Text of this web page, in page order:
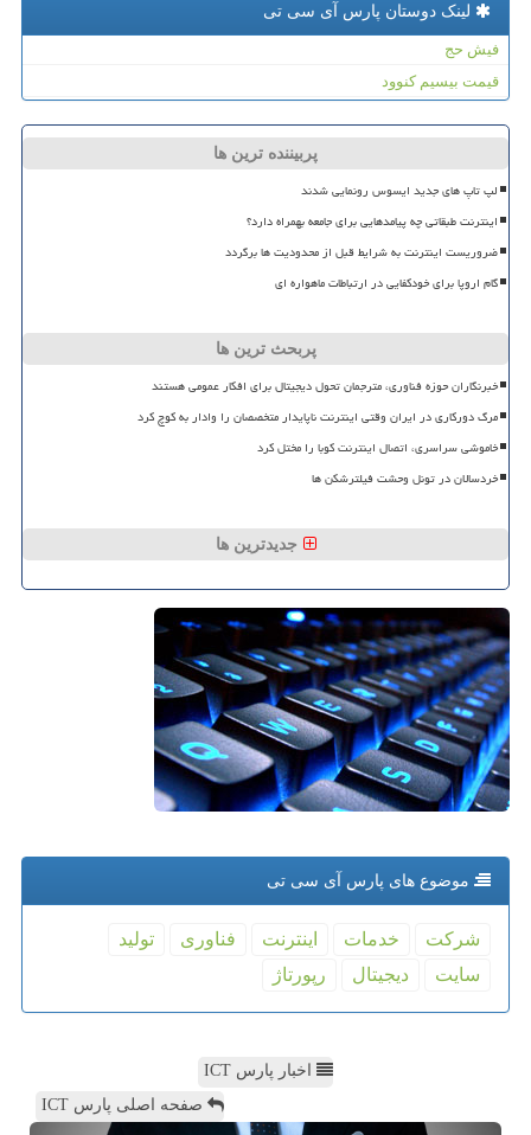
لینک دوستان پارس آی سی تی
فیش حج
قیمت بیسیم کنوود
پربیننده ترین ها
لپ تاپ های جدید ایسوس رونمایی شدند
اینترنت طبقاتی چه پیامدهایی برای جامعه بهمراه دارد؟
ضروریست اینترنت به شرایط قبل از محدودیت ها برگردد
گام اروپا برای خودکفایی در ارتباطات ماهواره ای
پربحث ترین ها
خبرنگاران حوزه فناوری، مترجمان تحول دیجیتال برای افکار عمومی هستند
مرگ دورکاری در ایران وقتی اینترنت ناپایدار متخصصان را وادار به کوچ کرد
خاموشی سراسری، اتصال اینترنت کوبا را مختل کرد
خردسالان در تونل وحشت فیلترشکن ها
جدیدترین ها
موضوع های پارس آی سی تی
شركت خدمات اینترنت فناوری
تولید
سایت
دیجیتال رپورتاژ
اخبار پارس ICT
صفحه اصلی پارس ICT